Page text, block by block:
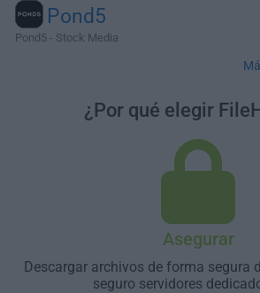
Pond5
Pond5 - Stock Media
¿Por qué elegir
Asegurar
Descargar archivos de forma segura
seguro servidores